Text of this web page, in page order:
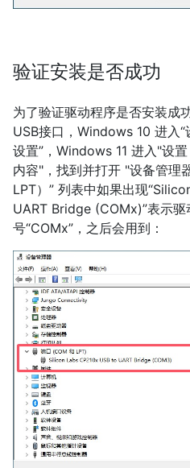
验证安装是否成功
为了验证驱动程序是否安装成
USB接口，Windows 10 进入
设置”，Windows 11 进入"设
内容"，找到并打开 "设备管理
LPT）” 列表中如果出现
UART Bridge (COMx)”表示
号“COMx”，之后会用到：